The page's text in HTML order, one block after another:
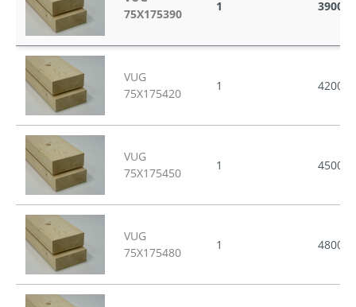
75X175390
1 3900
VUG
75X175420
1 4200
VUG
75X175450
1 4500
VUG
75X175480
1 4800